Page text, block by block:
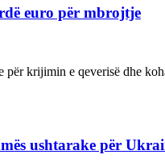
euro për mbrojtje
për krijimin e qeverisë dhe
ushtarake për